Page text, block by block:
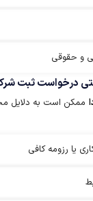
و حقوقی
درخواست ثبت
ممکن است به دلایل
یا رزومه کافی